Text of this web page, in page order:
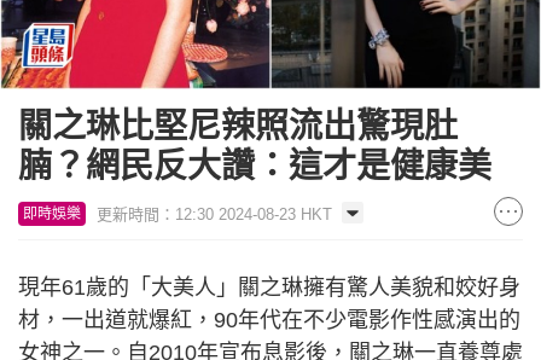
關之琳比堅尼辣照流出驚現肚
腩？網民反大讚：這才是健康美
即時娛樂 更新時間：12:30 2024-08-23 HKT
現年61歲的「大美人」關之琳擁有驚人美貌和姣好身
材，一出道就爆紅，90年代在不少電影作性感演出的
女神之一。自2010年宣布息影後，關之琳一直養尊處